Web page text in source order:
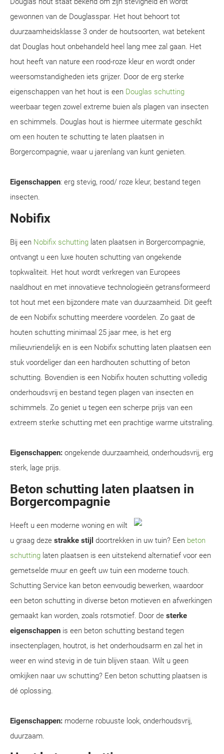
gewonnen van de Douglasspar. Het hout behoort tot
duurzaamheidsklasse 3 onder de houtsoorten, wat betekent
dat Douglas hout onbehandeld heel lang mee zal gaan. Het
hout heeft van nature een rood-roze kleur en wordt onder
weersomstandigheden iets grijzer. Door de erg sterke
eigenschappen van het hout is een Douglas schutting
weerbaar tegen zowel extreme buien als plagen van insecten
en schimmels. Douglas hout is hiermee uitermate geschikt
om een houten te schutting te laten plaatsen in
Borgercompagnie, waar u jarenlang van kunt genieten.
Eigenschappen: erg stevig, rood/ roze kleur, bestand tegen
insecten.
Nobifix
Bij een Nobifix schutting laten plaatsen in Borgercompagnie,
ontvangt u een luxe houten schutting van ongekende
topkwaliteit. Het hout wordt verkregen van Europees
naaldhout en met innovatieve technologieën getransformeerd
tot hout met een bijzondere mate van duurzaamheid. Dit geeft
de een Nobifix schutting meerdere voordelen. Zo gaat de
houten schutting minimaal 25 jaar mee, is het erg
milieuvriendelijk en is een Nobifix schutting laten plaatsen een
stuk voordeliger dan een hardhouten schutting of beton
schutting. Bovendien is een Nobifix houten schutting volledig
onderhoudsvrij en bestand tegen plagen van insecten en
schimmels. Zo geniet u tegen een scherpe prijs van een
extreem sterke schutting met een prachtige warme uitstraling.
Eigenschappen: ongekende duurzaamheid, onderhoudsvrij, erg
sterk, lage prijs.
Beton schutting laten plaatsen in
Borgercompagnie
Heeft u een moderne woning en wilt
u graag deze strakke stijl doortrekken in uw tuin? Een beton
schutting laten plaatsen is een uitstekend alternatief voor een
gemetselde muur en geeft uw tuin een moderne touch.
Schutting Service kan beton eenvoudig bewerken, waardoor
een beton schutting in diverse beton motieven en afwerkingen
gemaakt kan worden, zoals rotsmotief. Door de sterke
eigenschappen is een beton schutting bestand tegen
insectenplagen, houtrot, is het onderhoudsarm en zal het in
weer en wind stevig in de tuin blijven staan. Wilt u geen
omkijken naar uw schutting? Een beton schutting plaatsen is
dé oplossing.
Eigenschappen: moderne robuuste look, onderhoudsvrij,
duurzaam.